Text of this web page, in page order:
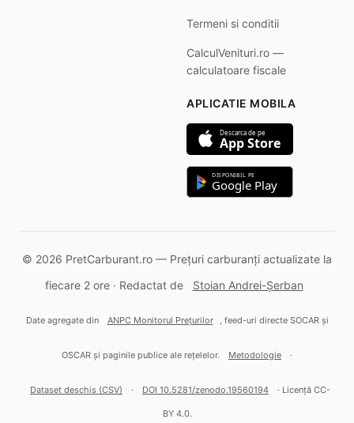
Termeni si conditii
CalculVenituri.ro —
calculatoare fiscale
APLICATIE MOBILA
Descarca de pe
App Store
DISPONIBIL PE
Google Play
© 2026 PretCarburant.ro — Prețuri carburanți actualizate la
fiecare 2 ore · Redactat de
Stoian Andrei-Șerban
Date agregate din ANPC Monitorul Prețurilor , feed-uri directe SOCAR și
OSCAR și paginile publice ale rețelelor. Metodologie ·
Dataset deschis (CSV) · DOI 10.5281/zenodo.19560194 · Licență CC-
BY 4.0.